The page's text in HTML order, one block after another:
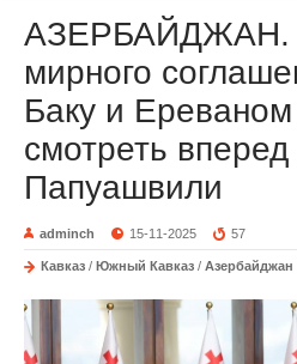
АЗЕРБАЙДЖАН.
мирного
Баку и
смотреть вперед
Папуашвили
adminch 15-11-2025 57
Кавказ / Южный Кавказ / Азербайджан